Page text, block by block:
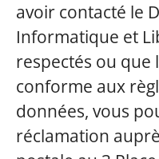
avoir contacté le
Informatique et
respectés ou que
conforme aux
données, vous
réclamation